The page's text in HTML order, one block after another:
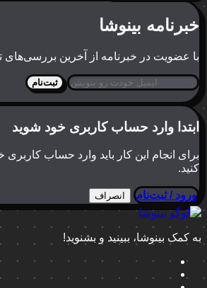
خبرنامه بینوشا
با عضویت در خبرنامه از آخرین بررسی‌های
ثبت‌نام
ابتدا وارد حساب کاربری خود شوید
برای انجام این کار باید وارد حساب کاربری
کنید.
ورود / ثبت‌نام انصراف
به کمک بینوشا، ببینید و بشنوید!